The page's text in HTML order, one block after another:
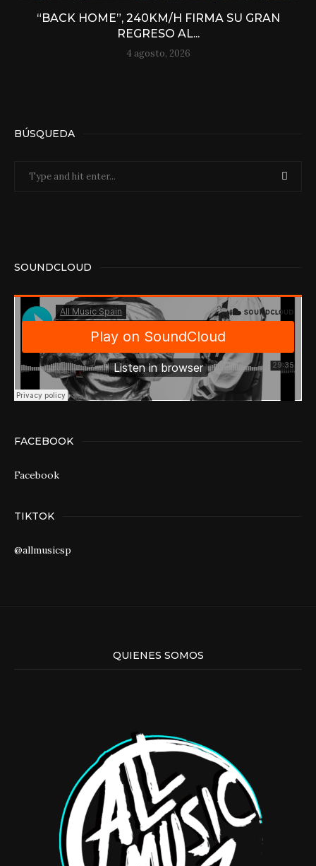
“BACK HOME”, 240KM/H FIRMA SU GRAN
REGRESO AL...
4 agosto, 2026
BÚSQUEDA
SOUNDCLOUD
FACEBOOK
Facebook
TIKTOK
@allmusicsp
QUIENES SOMOS